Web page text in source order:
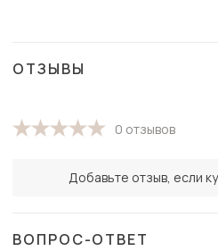
ОТЗЫВЫ
0 отзывов
Добавьте отзыв, если
ВОПРОС-ОТВЕТ